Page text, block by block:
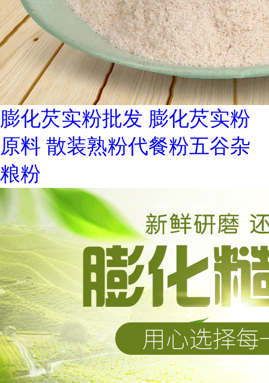
膨化芡实粉批发 膨化芡实粉
原料 散装熟粉代餐粉五谷杂
粮粉